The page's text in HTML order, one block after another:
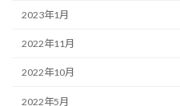
2023年1月
2022年11月
2022年10月
2022年5月